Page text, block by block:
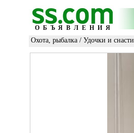
ОБЪЯВЛЕНИЯ
Охота, рыбалка / Удочки и снасти